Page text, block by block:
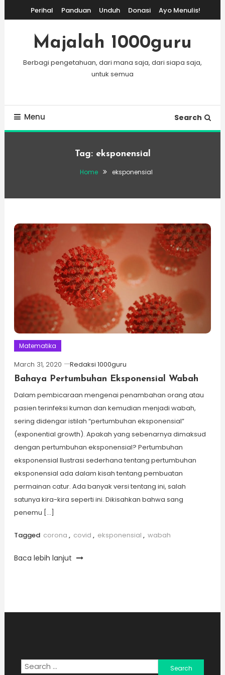
To
Content
Perihal Panduan Unduh Donasi Ayo Menulis!
Majalah 1000guru
Berbagi pengetahuan, dari mana saja, dari siapa saja,
untuk semua
Menu Search
Tag: eksponensial
Home eksponensial
Matematika
March 31, 2020
Redaksi 1000guru
Bahaya Pertumbuhan Eksponensial Wabah
Dalam pembicaraan mengenai penambahan orang atau
pasien terinfeksi kuman dan kemudian menjadi wabah,
sering didengar istilah “pertumbuhan eksponensial”
(exponential growth). Apakah yang sebenarnya dimaksud
dengan pertumbuhan eksponensial? Pertumbuhan
eksponensial Ilustrasi sederhana tentang pertumbuhan
eksponensial ada dalam kisah tentang pembuatan
permainan catur. Ada banyak versi tentang ini, salah
satunya kira-kira seperti ini. Dikisahkan bahwa sang
penemu […]
Tagged corona , covid , eksponensial , wabah
Baca lebih lanjut
Search